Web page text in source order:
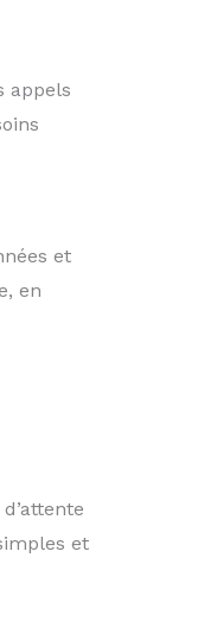
appels
et
en
et